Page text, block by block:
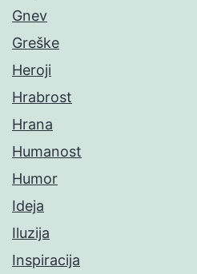
Gnev
Greške
Heroji
Hrabrost
Hrana
Humanost
Humor
Ideja
Iluzija
Inspiracija